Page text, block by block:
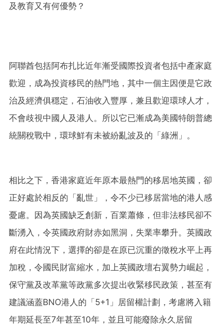
及教育又有何優勢？
阿聯酋包括阿布扎比近年漸受國際投資者包括中產家庭
歡迎，成為投資移民的熱門地，其中一個主因便是它政
治及經濟俱穩定，石油收入豐厚，兼且歡迎環球人才，
不會歧視中國人及港人。所以它已漸成為美國特朗普總
統關稅戰中，環球鮮有未被紛亂波及的「綠洲」。
相比之下，香港家庭近年原本最熱門的移居地英國，卻
正好處於相反的「亂世」，令不少已移居當地的港人感
憂慮。因為英國缺乏創新，百業蕭條，但非法移民卻不
斷湧入，令英國政府財赤如黑洞，失業率攀升。英國政
府在此情況下，選擇的卻是在原已沉重的徵稅水平上再
加稅，令國民財富縮水，加上英國政壇右翼勢力崛起，
保守黨及改革黨等政黨多次提出收緊移民政策，甚至有
建議涵蓋BNO港人的「5+1」居留權計劃，考慮將入籍
年期延長至7年甚至10年，並且可能廢除永久居留